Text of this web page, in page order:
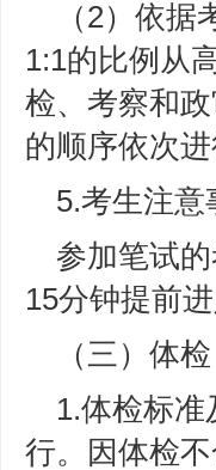
（2）依
1:1的比例从
检、考察和
的顺序依次进
5.考生注意
参加笔试
15分钟提前
（三）体检
1.体检标
行。因体检